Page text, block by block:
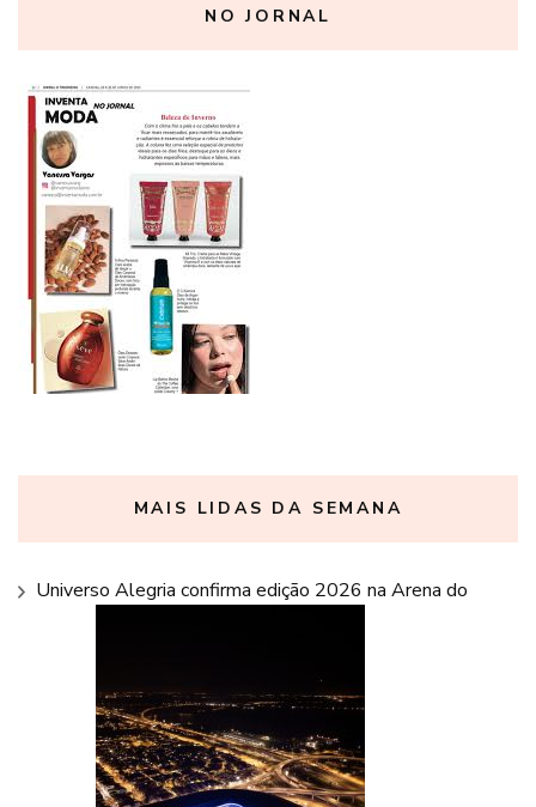
NO JORNAL
MAIS LIDAS DA SEMANA
Universo Alegria confirma edição 2026 na Arena do